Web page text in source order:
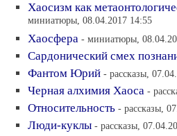
Хаосизм как
миниатюры, 08.04.2017 14:55
Хаосфера - миниатюры,
Сардонический смех
Фантом Юрий - рассказы,
Черная алхимия Хаоса -
Относительность - рассказы,
Люди-куклы - рассказы,